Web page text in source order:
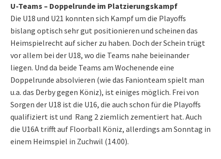
U-Teams – Doppelrunde im Platzierungskampf
Die U18 und U21 konnten sich Kampf um die Playoffs
bislang optisch sehr gut positionieren und scheinen das
Heimspielrecht auf sicher zu haben. Doch der Schein trügt
vor allem bei der U18, wo die Teams nahe beieinander
liegen. Und da beide Teams am Wochenende eine
Doppelrunde absolvieren (wie das Fanionteam spielt man
u.a. das Derby gegen Köniz), ist einiges möglich. Frei von
Sorgen der U18 ist die U16, die auch schon für die Playoffs
qualifiziert ist und Rang 2 ziemlich zementiert hat. Auch
die U16A trifft auf Floorball Köniz, allerdings am Sonntag in
einem Heimspiel in Zuchwil (14.00).